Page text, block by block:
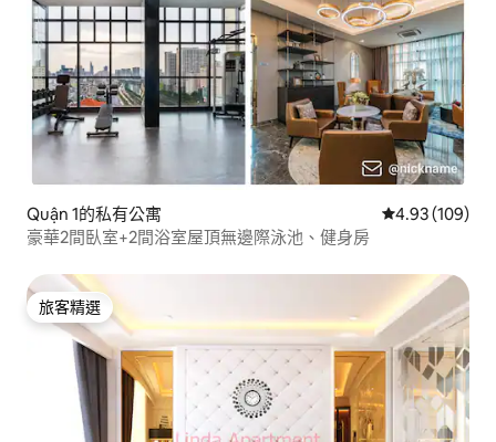
Quận 1的私有公寓 從 109 則評價
4.93 (109)
豪華2間臥室+2間浴室屋頂無邊際泳池、健身房
旅客精選
旅客精選